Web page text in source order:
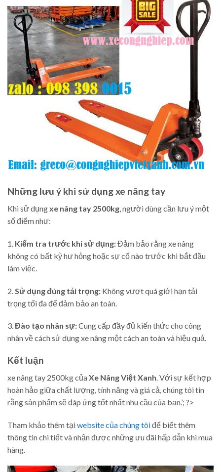
Những lưu ý khi sử dụng xe nâng tay
Khi sử dụngxe nâng tay 2500kg, người dùng cần lưu ý một
số điểm như:
1. Kiểm tra trước khi sử dụng:Đảm bảo rằng xe nâng
không có bất kỳ hư hỏng hoặc sự cố nào trước khi bắt đầu
làm việc.
2. Sử dụng đúng tải trọng: Không vượt quá giới hạn tải
trọng tối đa để đảm bảo an toàn.
3.Đào tạo nhân sự:Cung cấp đầy đủ kiến thức cho công
nhân về cách sử dụng xe nâng một cách an toàn và hiệu quả.
Kết luận
xe nâng tay 2500kg củaXe Nâng Việt Xanh . Với sự kết hợp
hoàn hảo giữa chất lượng, tính năng và giá cả, chúng tôi tin
rằng sản phẩm sẽ đáp ứng tốt nhất nhu cầu của bạn.’; ?>
Tham khảo thêm tạiwebsite của chúng tôiđể biết thêm
thông tin chi tiết và nhận được những ưu đãi hấp dẫn khi mua
hàng.